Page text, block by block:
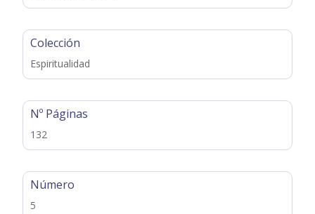
Colección
Espiritualidad
Nº Páginas
132
Número
5